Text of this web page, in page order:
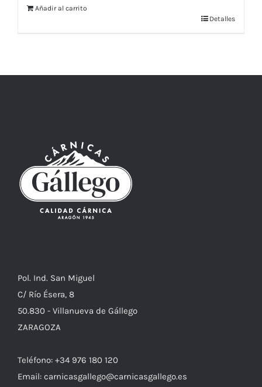
Añadir al carrito
Detalles
Pol. Ind. San Miguel
C/ Río Ésera, 8
50.830 - Villanueva de Gállego
ZARAGOZA
Teléfono: +34 976 180 120
Email: carnicasgallego@carnicasgallego.es